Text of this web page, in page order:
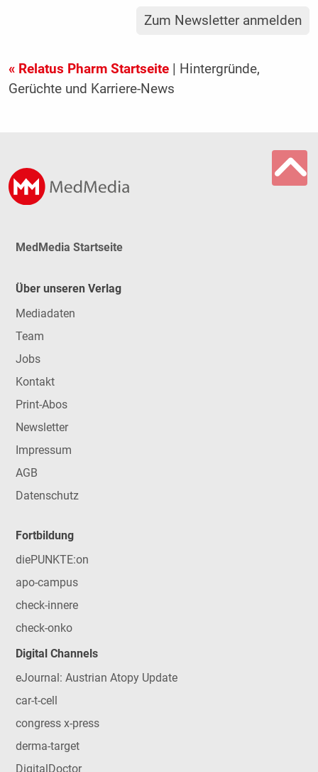
Zum Newsletter anmelden
« Relatus Pharm Startseite| Hintergründe,
Gerüchte und Karriere-News
MedMedia Startseite
Über unseren Verlag
Mediadaten
Team
Jobs
Kontakt
Print-Abos
Newsletter
Impressum
AGB
Datenschutz
Fortbildung
diePUNKTE:on
apo-campus
check-innere
check-onko
Digital Channels
eJournal: Austrian Atopy Update
car-t-cell
congress x-press
derma-target
DigitalDoctor